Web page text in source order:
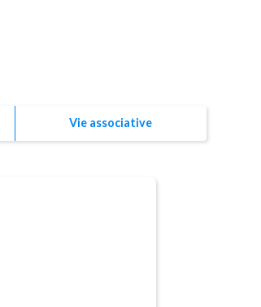
Vie associative